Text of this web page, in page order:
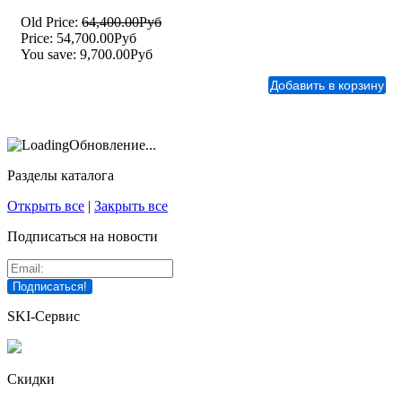
Old Price: 64,400.00Руб
Price: 54,700.00Руб
You save: 9,700.00Руб
Обновление...
Разделы каталога
Открыть все | Закрыть все
Подписаться на новости
SKI-Сервис
Скидки